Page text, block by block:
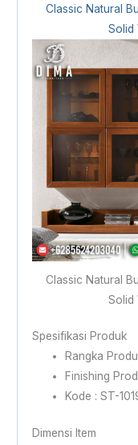
Classic Natural
Solid
Classic Natural
Solid
Spesifikasi Produk
Rangka
Finishing
Kode : ST-
Dimensi Item